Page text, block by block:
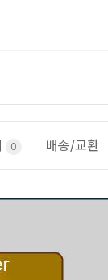
0 배송/교환